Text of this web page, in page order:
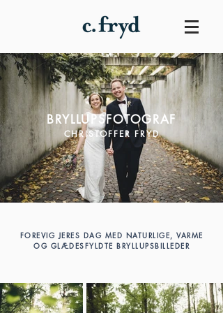
BRYLLUPSFOTOGRAF
CHRISTOFFER FRYD
FOREVIG JERES DAG MED NATURLIGE, VARME
OG GLÆDESFYLDTE BRYLLUPSBILLEDER